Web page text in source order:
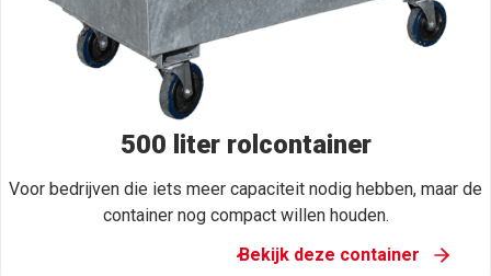
500 liter rolcontainer
Voor bedrijven die iets meer capaciteit nodig hebben, maar de
container nog compact willen houden.
Bekijk deze container